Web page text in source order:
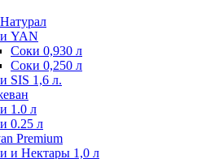
YAN
Соки 0,930 л
Соки 0,250 л
SIS 1,6 л.
1.0 л
0.25 л
Premium
и Нектары 1,0 л